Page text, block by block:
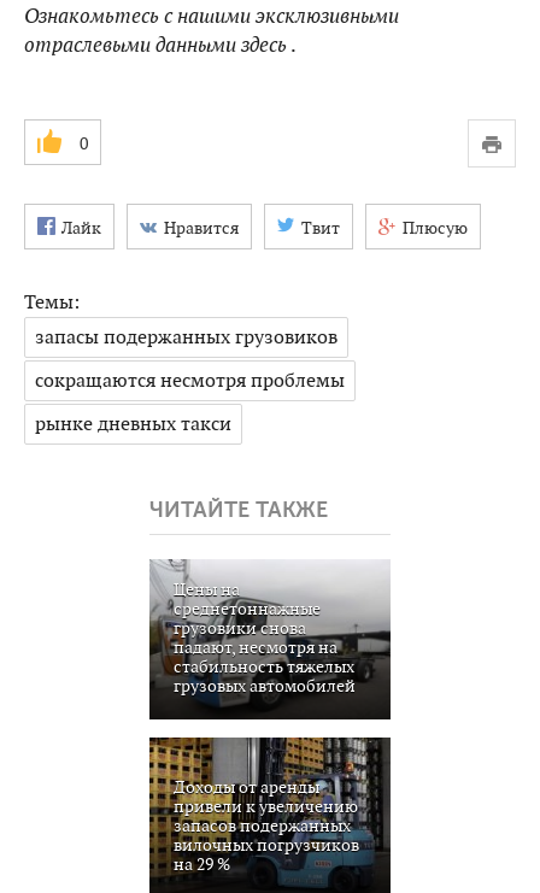
Ознакомьтесь с нашими эксклюзивными
отраслевыми даннымиздесь.
0
Лайк Нравится Твит Плюсую
Темы:
запасы подержанных грузовиков
сокращаются несмотря проблемы
рынке дневных такси
ЧИТАЙТЕ ТАКЖЕ
Цены на
среднетоннажные
грузовики снова
падают, несмотря на
стабильность тяжелых
грузовых автомобилей
Доходы от аренды
привели к увеличению
запасов подержанных
вилочных погрузчиков
на 29 %